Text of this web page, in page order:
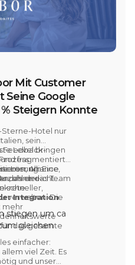
Mit Customer
Seine Google
Steigern Konnte
Sterne-Hotel nur
sein
Level bringen
um
ohne das Team
Feedback-
fragmentiert.
Lösung. Eine,
der
Alliance
das erreicht.
schneller,
verwalten. Die
mehr
das gesamte
Integration
stiegen um ca
gleichen
Google
einfacher:
viel Zeit. Es
und unser